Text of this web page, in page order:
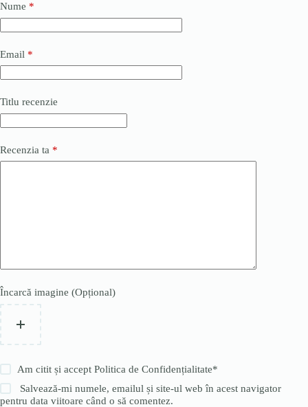
Nume *
Email *
Titlu recenzie
Recenzia ta *
Încarcă imagine (Opțional)
Am citit și acceptPolitica de Confidențialitate*
Salvează-mi numele, emailul și site-ul web în acest navigator
pentru data viitoare când o să comentez.